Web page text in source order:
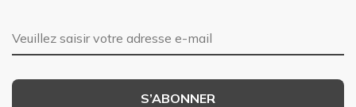
Adresse e-mail
S’ABONNER